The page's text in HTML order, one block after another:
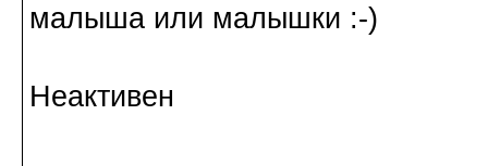
малыша или малышки :-)
Неактивен